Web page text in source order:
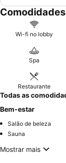
Wi-fi no lobby
Spa
Restaurante
Todas as
Bem-estar
Salão de beleza
Sauna
Mostrar mais